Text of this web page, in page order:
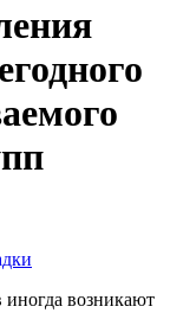
возникают